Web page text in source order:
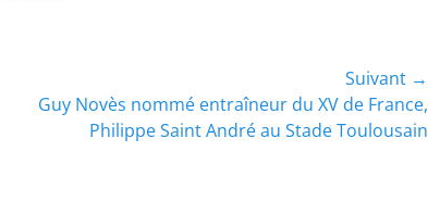
Suivant →
ArticleGuy Novès nommé entraîneur du XV de France,
Philippe Saint André au Stade Toulousain